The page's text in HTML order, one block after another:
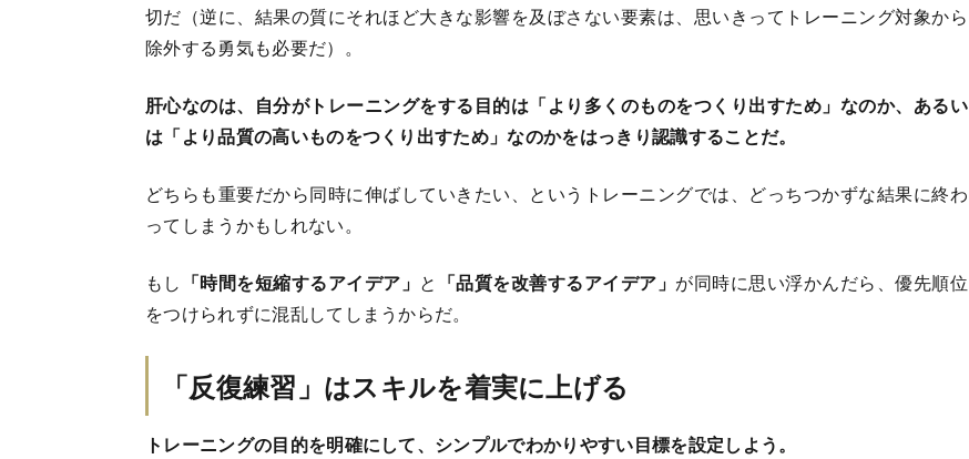
切だ（逆に、結果の質にそれほど大きな影響を及ぼさない要素は、思いきってトレーニング対象から
除外する勇気も必要だ）。
肝心なのは、自分がトレーニングをする目的は「より多くのものをつくり出すため」なのか、あるい
は「より品質の高いものをつくり出すため」なのかをはっきり認識することだ。
どちらも重要だから同時に伸ばしていきたい、というトレーニングでは、どっちつかずな結果に終わ
ってしまうかもしれない。
もし 「時間を短縮するアイデア」 と 「品質を改善するアイデア」 が同時に思い浮かんだら、優先順位
をつけられずに混乱してしまうからだ。
「反復練習」はスキルを着実に上げる
トレーニングの目的を明確にして、シンプルでわかりやすい目標を設定しよう。